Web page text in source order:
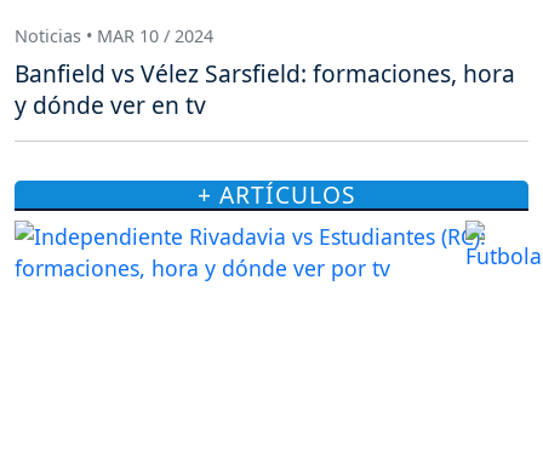
Noticias • MAR 10 / 2024
Banfield vs Vélez Sarsfield: formaciones, hora
y dónde ver en tv
+ ARTÍCULOS